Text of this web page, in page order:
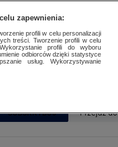
SUBSKRYBUJ Przejdź do
zapewnienia:
profili w celu personalizacji
treści. Tworzenie profili w celu
profili do wyboru
odbiorców dzięki statystyce
usług. Wykorzystywanie